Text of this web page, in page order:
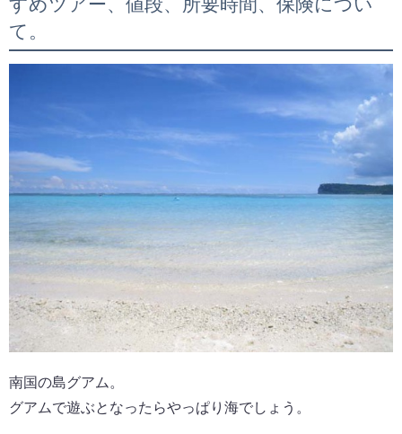
すめツアー、値段、所要時間、保険につい
て。
南国の島グアム。
グアムで遊ぶとなったらやっぱり海でしょう。